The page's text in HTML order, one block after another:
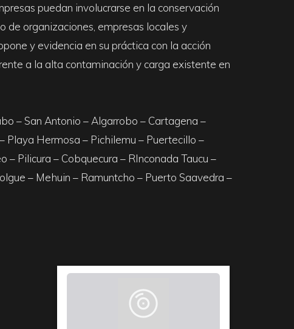
puedan involucrarse en la conservación
de organizaciones, empresas locales y
y evidencia en su práctica con la acción
a la alta contaminación y carga existente en
– San Antonio – Algarrobo – Cartagena –
Playa Hermosa – Pichilemu – Puertecillo –
– Pilicura – Cobquecura – RInconada Taucu –
– Mehuin – Ramuntcho – Puerto Saavedra –